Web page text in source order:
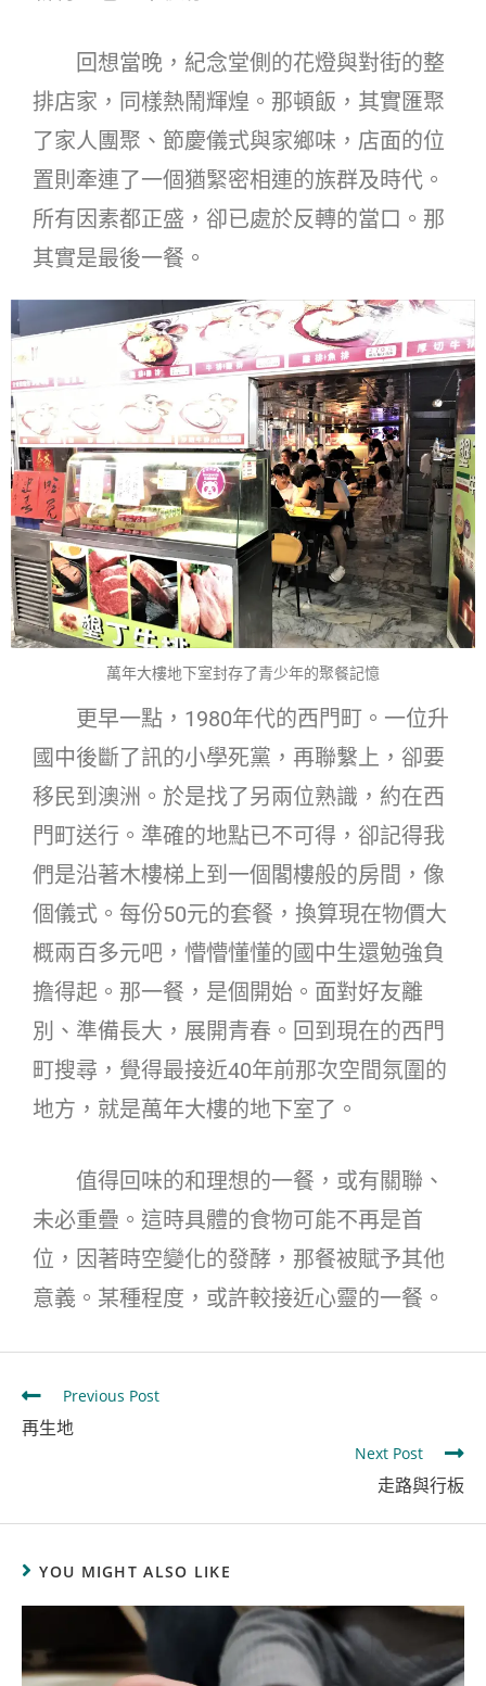
回想當晚，紀念堂側的花燈與對街的整
排店家，同樣熱鬧輝煌。那頓飯，其實匯聚
了家人團聚、節慶儀式與家鄉味，店面的位
置則牽連了一個猶緊密相連的族群及時代。
所有因素都正盛，卻已處於反轉的當口。那
其實是最後一餐。
萬年大樓地下室封存了青少年的聚餐記憶
更早一點，1980年代的西門町。一位升
國中後斷了訊的小學死黨，再聯繫上，卻要
移民到澳洲。於是找了另兩位熟識，約在西
門町送行。準確的地點已不可得，卻記得我
們是沿著木樓梯上到一個閣樓般的房間，像
個儀式。每份50元的套餐，換算現在物價大
概兩百多元吧，懵懵懂懂的國中生還勉強負
擔得起。那一餐，是個開始。面對好友離
別、準備長大，展開青春。回到現在的西門
町搜尋，覺得最接近40年前那次空間氛圍的
地方，就是萬年大樓的地下室了。
值得回味的和理想的一餐，或有關聯、
未必重疊。這時具體的食物可能不再是首
位，因著時空變化的發酵，那餐被賦予其他
意義。某種程度，或許較接近心靈的一餐。
Previous Post
再生地
Next Post
走路與行板
YOU MIGHT ALSO LIKE